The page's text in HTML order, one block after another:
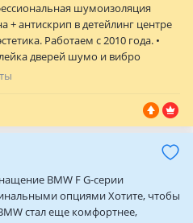
пр-во сша с покр…
шумоизоляция
+ антискрип в детейлинг центре
Работаем с 2010 года. •
дверей шумо и вибро
материалами в 4 слоя; •
в 2-3 слоя; • на арки
полный фото отчет
BMW F G-серии
опциями Хотите, чтобы
стал еще комфортнее,